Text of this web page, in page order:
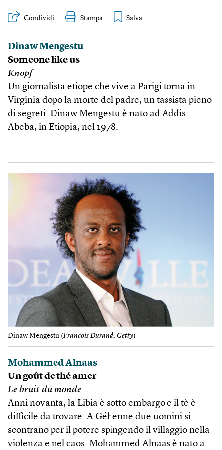
Condividi Stampa
Dinaw Mengestu
Someone like us
Knopf
Un giornalista etiope che vive a Parigi torna in
Virginia dopo la morte del padre, un tassista pieno
di segreti. Dinaw Mengestu è nato ad Addis
Abeba, in Etiopia, nel 1978.
Dinaw Mengestu (Francois Durand, Getty)
Mohammed Alnaas
Un goût de thé amer
Le bruit du monde
Anni novanta, la Libia è sotto embargo e il tè è
difficile da trovare. A Géhenne due uomini si
scontrano per il potere spingendo il villaggio nella
violenza e nel caos. Mohammed Alnaas è nato a